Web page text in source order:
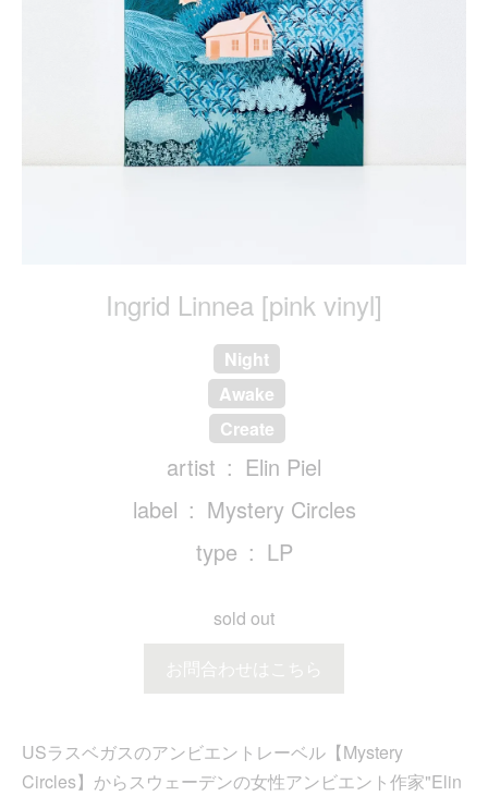
Ingrid Linnea [pink vinyl]
Night
Awake
Create
artist
Elin Piel
label
Mystery Circles
type
LP
sold out
お問合わせはこちら
USラスベガスのアンビエントレーベル【Mystery
Circles】からスウェーデンの女性アンビエント作家"Elin